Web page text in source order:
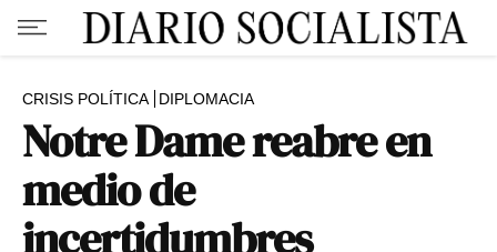
CRISIS POLÍTICA DIPLOMACIA
Notre Dame reabre en
medio de
incertidumbres